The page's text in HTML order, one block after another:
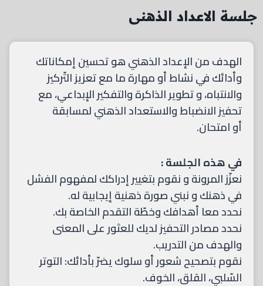
جلسة الاعداد الذهنى
الهدف من الإعداد الذهني هو تحسين إمكاناتك
وأدائك في نشاط أو مهارة ما مع تعزيز التّركيز
والانتباه، و تطوير الذاكرة والتفكير الإبداعي، مع
تحفيز الانضباط والاستعداد الذهني لمسابقة
أو امتحان.
في هذه الجلسة :
نعزّز المرونة و نقوم بتغيير إدراكك لمفهوم الفشل
في ذهنك و نبني صورة ذهنية إيجابية له.
نحدد معا أهدافك وخطّة التقدم الخاصة بك.
نحدد مصادر التحفيز لديك للعثور على المعنى
والهدف من التدريب.
نقوم بتصحيح شعور أو سلوك يضرّ بأدائك: التوتر
السّلبي، القلق، الخوف.